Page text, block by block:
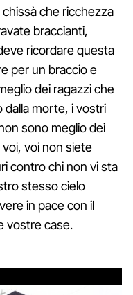
che ricchezza
braccianti,
ricordare questa
per un braccio e
dei ragazzi che
dalla morte, i vostri
sono meglio dei
voi, voi non siete
contro chi non vi sta
stesso cielo
in pace con il
vostre case.